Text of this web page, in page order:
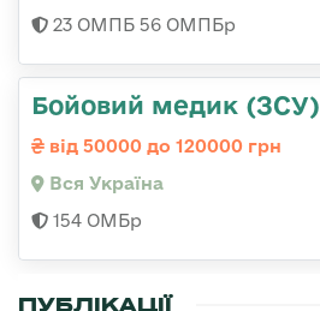
23 ОМПБ 56 ОМПБр
Бойовий медик (ЗСУ)
від 50000 до 120000 грн
Вся Україна
154 ОМБр
ПУБЛІКАЦІЇ